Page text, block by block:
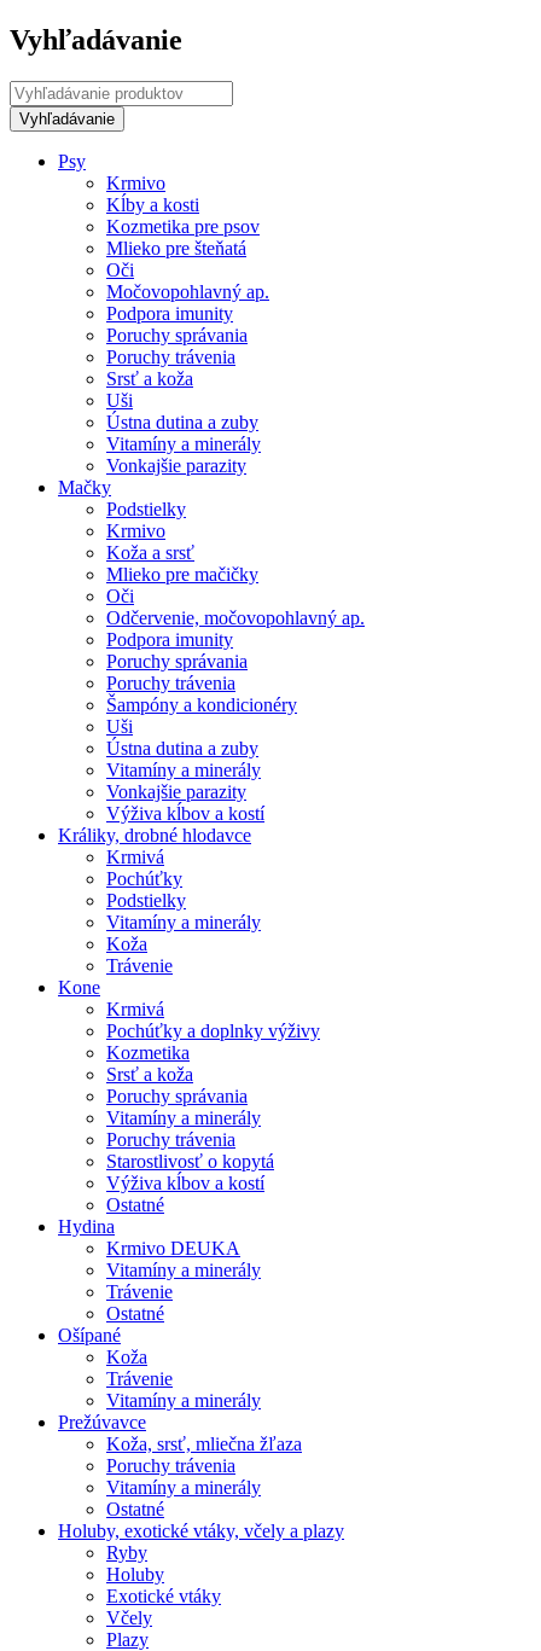
Vyhľadávanie
Psy
Krmivo
Kĺby a kosti
Kozmetika pre psov
Mlieko pre šteňatá
Oči
Močovopohlavný ap.
Podpora imunity
Poruchy správania
Poruchy trávenia
Srsť a koža
Uši
Ústna dutina a zuby
Vitamíny a minerály
Vonkajšie parazity
Mačky
Podstielky
Krmivo
Koža a srsť
Mlieko pre mačičky
Oči
Odčervenie, močovopohlavný ap.
Podpora imunity
Poruchy správania
Poruchy trávenia
Šampóny a kondicionéry
Uši
Ústna dutina a zuby
Vitamíny a minerály
Vonkajšie parazity
Výživa kĺbov a kostí
Králiky, drobné hlodavce
Krmivá
Pochúťky
Podstielky
Vitamíny a minerály
Koža
Trávenie
Kone
Krmivá
Pochúťky a doplnky výživy
Kozmetika
Srsť a koža
Poruchy správania
Vitamíny a minerály
Poruchy trávenia
Starostlivosť o kopytá
Výživa kĺbov a kostí
Ostatné
Hydina
Krmivo DEUKA
Vitamíny a minerály
Trávenie
Ostatné
Ošípané
Koža
Trávenie
Vitamíny a minerály
Prežúvavce
Koža, srsť, mliečna žľaza
Poruchy trávenia
Vitamíny a minerály
Ostatné
Holuby, exotické vtáky, včely a plazy
Ryby
Holuby
Exotické vtáky
Včely
Plazy